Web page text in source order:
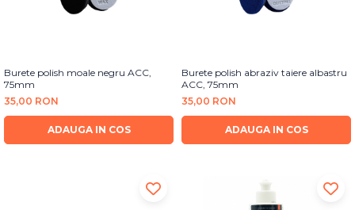
Burete polish moale negru ACC,
75mm
35,00 RON
ADAUGA IN COS
Burete polish abraziv taiere albastru
ACC, 75mm
35,00 RON
ADAUGA IN COS